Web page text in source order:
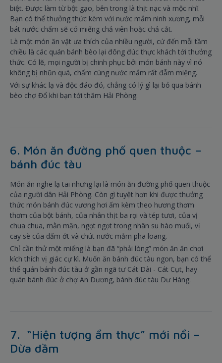
biệt. Được làm từ bột gạo, bên trong là thịt nạc và mộc nhĩ.
Bạn có thể thưởng thức kèm với nước mắm ninh xương, mỗi
bát nước chấm sẽ có miếng chả viên hoặc chả cắt.
Là một món ăn vặt ưa thích của nhiều người, cứ đến mỗi tầm
chiều là các quán bánh bèo lại đông đúc thực khách tới thưởng
thức. Có lẽ, mọi người bị chinh phục bởi món bánh này vì nó
không bị nhũn quá, chấm cùng nước mắm rất đẫm miệng.
Với sự khác lạ và độc đáo đó, chẳng có lý gì lại bỏ qua bánh
bèo chợ Đổ khi bạn tới thăm Hải Phòng.
6. Món ăn đường phố quen thuộc –
bánh đúc tàu
Món ăn nghe lạ tai nhưng lại là món ăn đường phố quen thuộc
của người dân Hải Phòng. Còn gì tuyệt hơn khi được thưởng
thức món bánh đúc vương hơi ấm kèm theo hương thơm
thơm của bột bánh, của nhân thịt ba rọi và tép tươi, của vị
chua chua, mằn mặn, ngọt ngọt trong nhân su hào muối, vị
cay sè của dấm ớt và chút nước mắm pha loãng.
Chỉ cần thử một miếng là bạn đã “phải lòng” món ăn ăn chơi
kích thích vị giác cự kì. Muốn ăn bánh đúc tàu ngon, bạn có thể
thể quán bánh đúc tàu ở gần ngã tư Cát Dài - Cát Cụt, hay
quán bánh đúc ở chợ An Dương, bánh đúc tàu Dư Hàng.
7. “Hiện tượng ẩm thực” mới nổi –
Dừa dầm